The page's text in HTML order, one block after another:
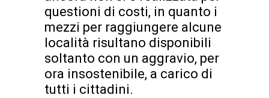
questioni di costi, in quanto i
mezzi per raggiungere alcune
località risultano disponibili
soltanto con un aggravio, per
ora insostenibile, a carico di
tutti i cittadini.